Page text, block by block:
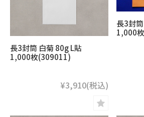
長3封筒 白菊 80g L貼
1,000枚(309011)
¥3,910(税込)
長3封
1,000